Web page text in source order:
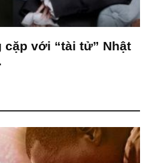
cặp với “tài tử” Nhật